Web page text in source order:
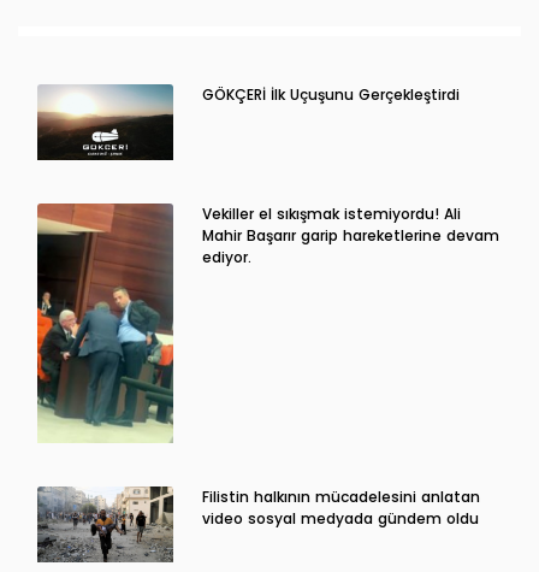
GÖKÇERİ İlk Uçuşunu Gerçekleştirdi
Vekiller el sıkışmak istemiyordu! Ali
Mahir Başarır garip hareketlerine devam
ediyor.
Filistin halkının mücadelesini anlatan
video sosyal medyada gündem oldu